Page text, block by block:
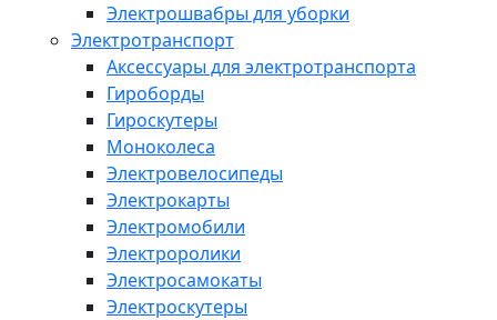
Электрошвабры для уборки
Электротранспорт
Аксессуары для электротранспорта
Гироборды
Гироскутеры
Моноколеса
Электровелосипеды
Электрокарты
Электромобили
Электроролики
Электросамокаты
Электроскутеры